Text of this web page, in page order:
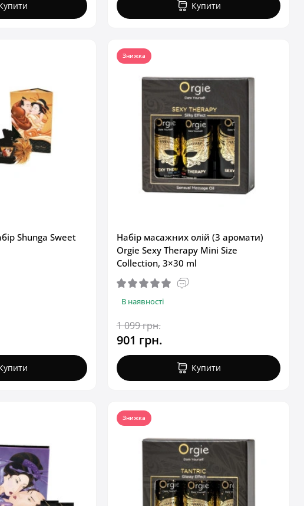
Купити
Shunga Sweet
Знижка
Набір масажних олій (3 аромати)
Orgie Sexy Therapy Mini Size
Collection, 3×30 ml
В наявності
1 099 грн.
901 грн.
Купити
Знижка